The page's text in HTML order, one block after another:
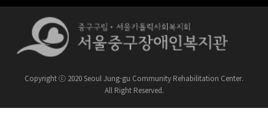
Copyright ⓒ 2020 Seoul Jung-gu Community Rehabilitation Center.
All Right Reserved.